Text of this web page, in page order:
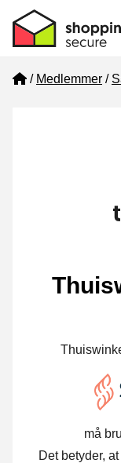
Home
Medlemmer
må
Det betyder,